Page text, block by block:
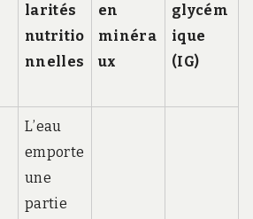
larités
nutritio
nnelles
en
minéra
ux
glycém
ique
(IG)
L’eau
emporte
une
partie